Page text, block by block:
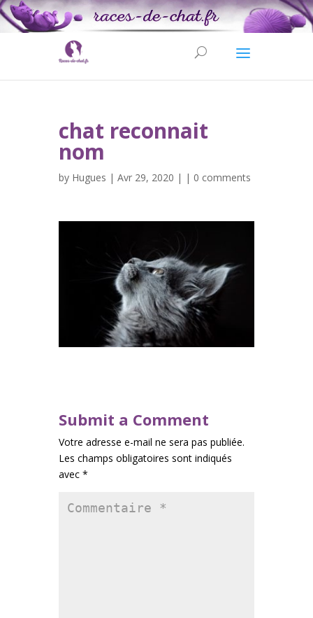
chat reconnait
nom
by Hugues | Avr 29, 2020 | | 0 comments
Submit a Comment
Votre adresse e-mail ne sera pas publiée.
Les champs obligatoires sont indiqués
avec *